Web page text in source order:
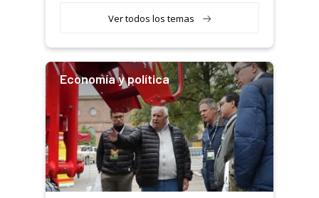
Ver todos los temas
Economía y política